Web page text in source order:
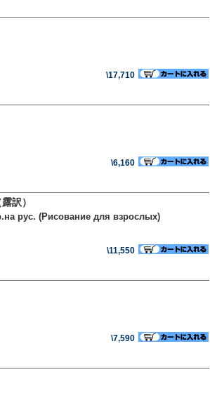
\17,710
\6,160
露訳）
рус. (Рисование для взрослых)
\11,550
\7,590